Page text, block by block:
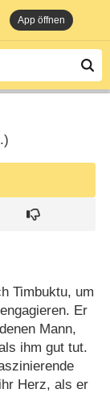
App öffnen
Timbuktu, um
Er
Mann,
ihm gut tut.
Herz, als er